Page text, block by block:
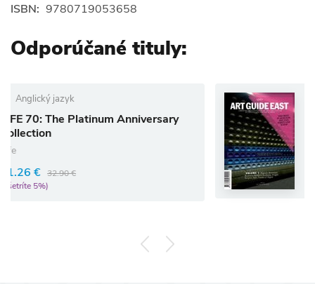
ISBN: 9780719053658
Odporúčané tituly:
Anniversary
Anglický jazyk
spike Art Guide
Rôzni autori (editori)
26.31 € 27.69 €
(ušetríte 5%)